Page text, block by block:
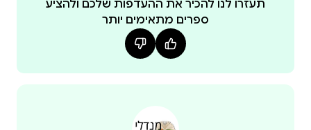
"ריימונד צ'נלדר המציא דרך חדשה לדבר על אמריקה,
"פיליפ מארלו ממשיך עד ימינו להיות הבלש המופתי." לוס
תעזרו לנו להכיר את ההעדפות שלכם ולהציע
ספרים מתאימים יותר